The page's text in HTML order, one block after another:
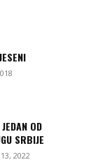
OD
SRBIJE
2022